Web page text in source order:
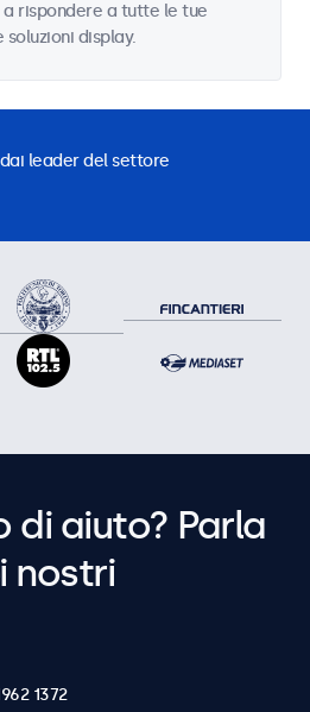
rispondere a tutte le tue
display.
leader del settore
di aiuto? Parla
nostri
1372